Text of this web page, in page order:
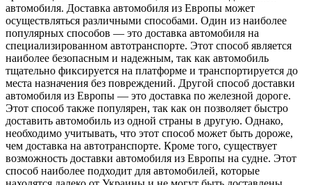
автомобиля. Доставка автомобиля из Европы может
осуществляться различными способами. Один из наиболее
популярных способов — это доставка автомобиля на
специализированном автотранспорте. Этот способ является
наиболее безопасным и надежным, так как автомобиль
тщательно фиксируется на платформе и транспортируется до
места назначения без повреждений. Другой способ доставки
автомобиля из Европы — это доставка по железной дороге.
Этот способ также популярен, так как он позволяет быстро
доставить автомобиль из одной страны в другую. Однако,
необходимо учитывать, что этот способ может быть дороже,
чем доставка на автотранспорте. Кроме того, существует
возможность доставки автомобиля из Европы на судне. Этот
способ наиболее подходит для автомобилей, которые